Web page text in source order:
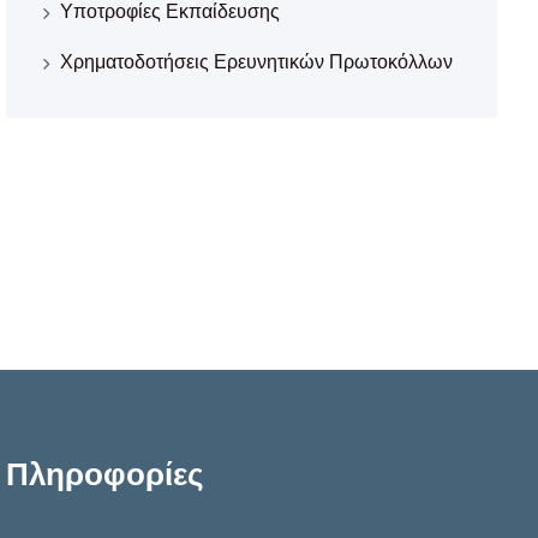
Υποτροφίες Εκπαίδευσης
Χρηματοδοτήσεις Ερευνητικών Πρωτοκόλλων
Πληροφορίες